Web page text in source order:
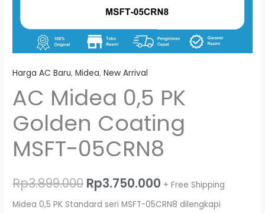
Harga AC Baru,Midea,New Arrival
AC Midea 0,5 PK
Golden Coating
MSFT-05CRN8
Rp3.899.000 Rp3.750.000 + Free Shipping
Midea 0,5 PK Standard seri MSFT-05CRN8 dilengkapi